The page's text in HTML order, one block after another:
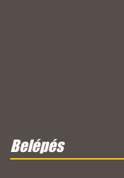
Belépés